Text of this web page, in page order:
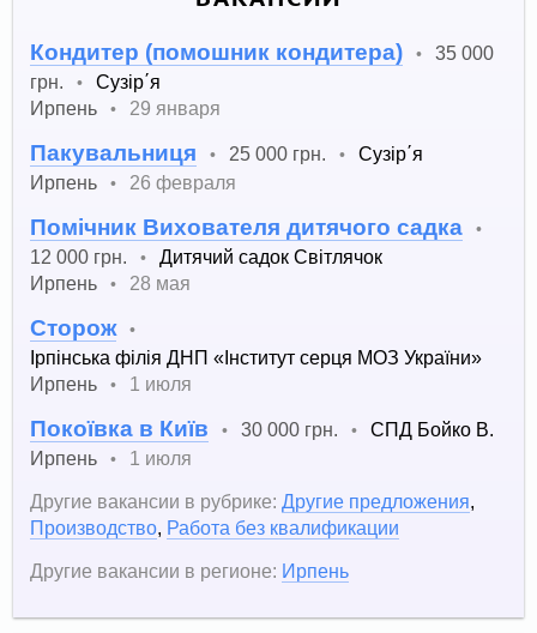
Кондитер (помошник кондитера) •
35 000
грн.
•
Сузір΄я
Ирпень
• 29 января
Пакувальниця • 25 000 грн. •
Сузір΄я
Ирпень
• 26 февраля
Помічник Вихователя дитячого садка •
12 000 грн. •
Дитячий садок Світлячок
Ирпень
• 28 мая
Сторож •
Ірпінська філія ДНП «Інститут серця МОЗ України»
Ирпень
• 1 июля
Покоївка в Київ • 30 000 грн. •
СПД Бойко В.
Ирпень
•
1 июля
Другие вакансии в рубрике: Другие предложения,
Производство, Работа без квалификации
Другие вакансии в регионе: Ирпень